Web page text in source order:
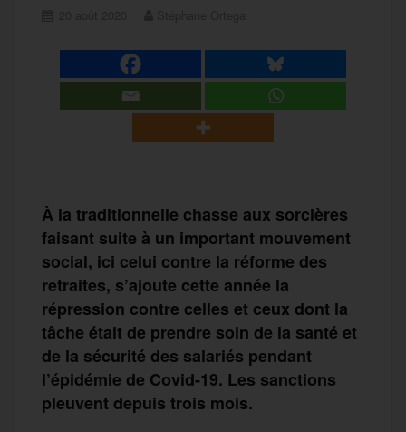
À la traditionnelle chasse aux sorcières
faisant suite à un important mouvement
social, ici celui contre la réforme des
retraites, s’ajoute cette année la
répression contre celles et ceux dont la
tâche était de prendre soin de la santé et
de la sécurité des salariés pendant
l’épidémie de Covid-19. Les sanctions
pleuvent depuis trois mois.